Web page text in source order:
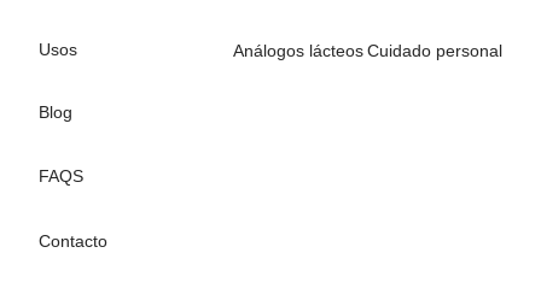
Usos
Blog
FAQS
Contacto
Análogos lácteos Cuidado personal